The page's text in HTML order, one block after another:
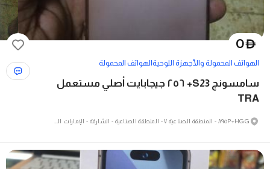
D
0
الهواتف المحمولة والأجهزة اللوحيةالهواتف المحمولة
سامسونج S23+ ٢٥٦ جيجابايت أصلي مستعمل
TRA